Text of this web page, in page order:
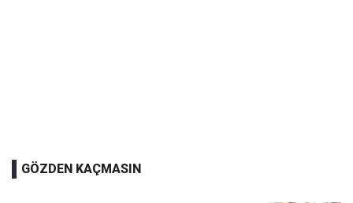
GÖZDEN KAÇMASIN